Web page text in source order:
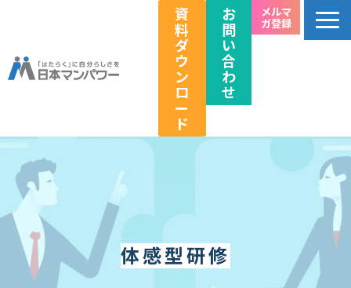
資
料
ダ
ウ
ン
ロ
ー
ド
お
問
い
合
わ
せ
メルマ
ガ登録
個人のお客様向け
キャリアのこれから研究所
体感型研修